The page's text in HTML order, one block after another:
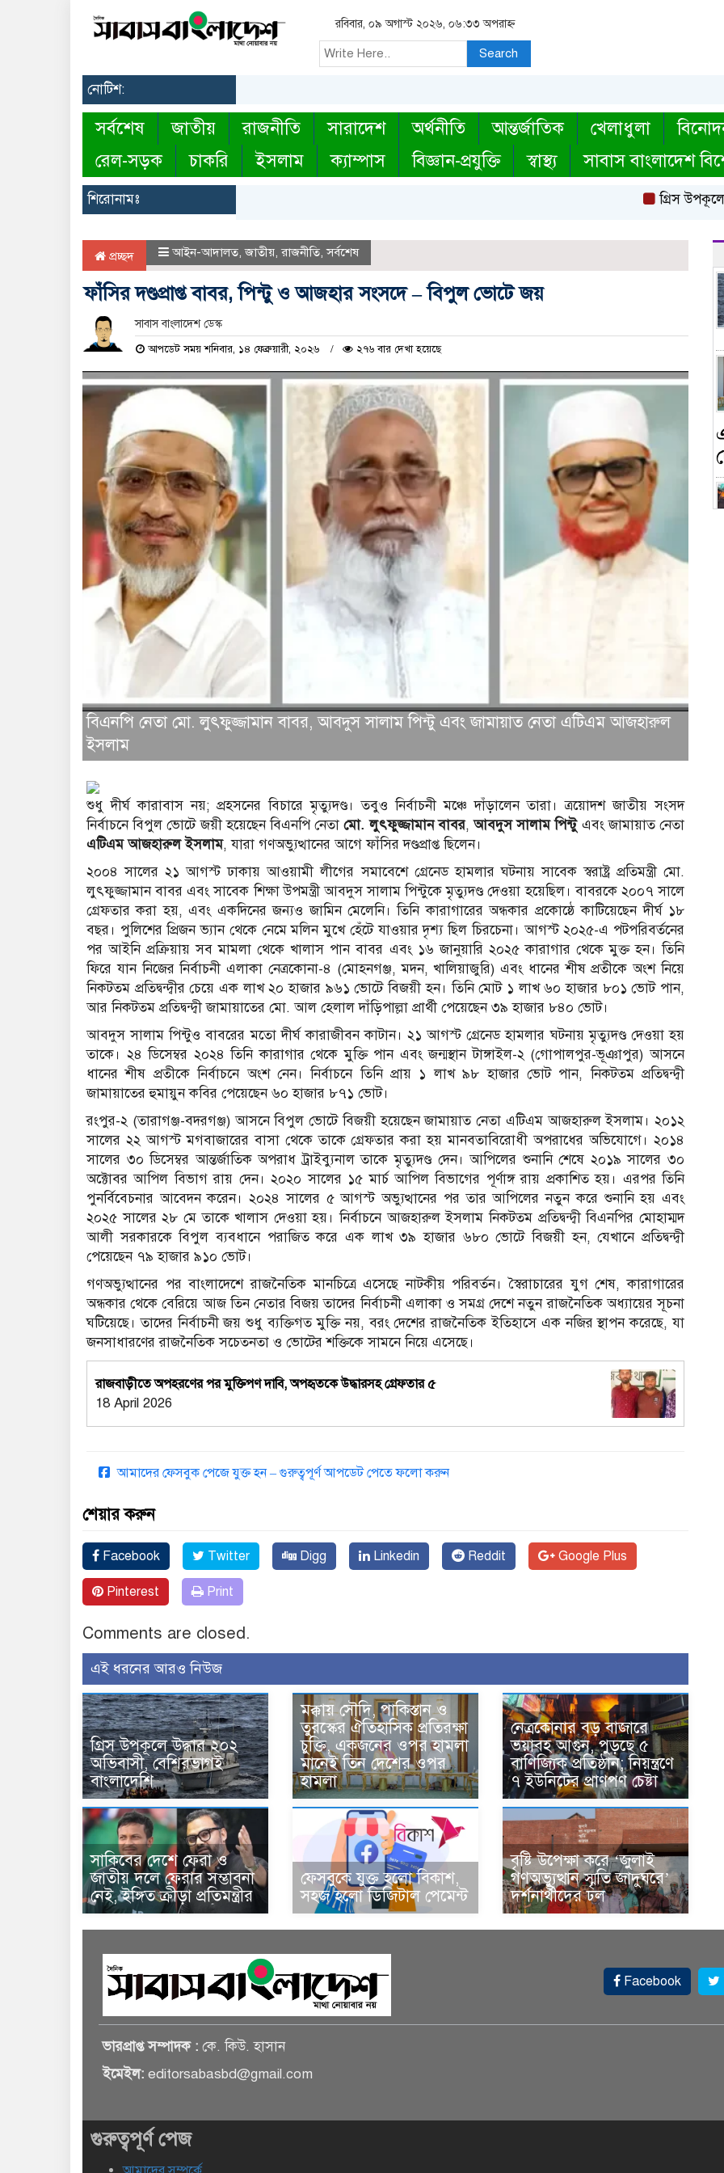
রবিবার, ০৯ অগাস্ট ২০২৬, ০৬:৩৩ অপরাহ্ন
Search
নোটিশ:
সর্বশেষ জাতীয় রাজনীতি সারাদেশ অর্থনীতি আন্তর্জাতিক খেলাধুলা
রেল-সড়ক
চাকরি ইসলাম ক্যাম্পাস বিজ্ঞান-প্রযুক্তি স্বাস্থ্য সাবাস বাংলাদেশ
শিরোনামঃ গ্রিস উপকূলে
প্রচ্ছদ আইন-আদালত,জাতীয়, রাজনীতি,সর্বশেষ
ফাঁসির দণ্ডপ্রাপ্ত বাবর, পিন্টু ও আজহার সংসদে – বিপুল ভোটে জয়
সাবাস বাংলাদেশ ডেস্ক
আপডেট সময় শনিবার, ১৪ ফেব্রুয়ারী, ২০২৬ ২৭৬ বার দেখা হয়েছে
বিএনপি নেতা মো. লুৎফুজ্জামান বাবর, আবদুস সালাম পিন্টু এবং জামায়াত নেতা এটিএম আজহারুল
ইসলাম
শুধু দীর্ঘ কারাবাস নয়; প্রহসনের বিচারে মৃত্যুদণ্ড। তবুও নির্বাচনী মঞ্চে দাঁড়ালেন তারা। ত্রয়োদশ জাতীয় সংসদ
নির্বাচনে বিপুল ভোটে জয়ী হয়েছেন বিএনপি নেতামো. লুৎফুজ্জামান বাবর,আবদুস সালাম পিন্টুএবং জামায়াত নেতা
এটিএম আজহারুল ইসলাম, যারা গণঅভ্যুত্থানের আগে ফাঁসির দণ্ডপ্রাপ্ত ছিলেন।
২০০৪ সালের ২১ আগস্ট ঢাকায় আওয়ামী লীগের সমাবেশে গ্রেনেড হামলার ঘটনায় সাবেক স্বরাষ্ট্র প্রতিমন্ত্রী মো.
লুৎফুজ্জামান বাবর এবং সাবেক শিক্ষা উপমন্ত্রী আবদুস সালাম পিন্টুকে মৃত্যুদণ্ড দেওয়া হয়েছিল। বাবরকে ২০০৭ সালে
গ্রেফতার করা হয়, এবং একদিনের জন্যও জামিন মেলেনি। তিনি কারাগারের অন্ধকার প্রকোষ্ঠে কাটিয়েছেন দীর্ঘ ১৮
বছর। পুলিশের প্রিজন ভ্যান থেকে নেমে মলিন মুখে হেঁটে যাওয়ার দৃশ্য ছিল চিরচেনা। আগস্ট ২০২৫-এ পটপরিবর্তনের
পর আইনি প্রক্রিয়ায় সব মামলা থেকে খালাস পান বাবর এবং ১৬ জানুয়ারি ২০২৫ কারাগার থেকে মুক্ত হন। তিনি
ফিরে যান নিজের নির্বাচনী এলাকা নেত্রকোনা-৪ (মোহনগঞ্জ, মদন, খালিয়াজুরি) এবং ধানের শীষ প্রতীকে অংশ নিয়ে
নিকটতম প্রতিদ্বন্দ্বীর চেয়ে এক লাখ ২০ হাজার ৯৬১ ভোটে বিজয়ী হন। তিনি মোট ১ লাখ ৬০ হাজার ৮০১ ভোট পান,
আর নিকটতম প্রতিদ্বন্দ্বী জামায়াতের মো. আল হেলাল দাঁড়িপাল্লা প্রার্থী পেয়েছেন ৩৯ হাজার ৮৪০ ভোট।
আবদুস সালাম পিন্টুও বাবরের মতো দীর্ঘ কারাজীবন কাটান। ২১ আগস্ট গ্রেনেড হামলার ঘটনায় মৃত্যুদণ্ড দেওয়া হয়
তাকে। ২৪ ডিসেম্বর ২০২৪ তিনি কারাগার থেকে মুক্তি পান এবং জন্মস্থান টাঙ্গাইল-২ (গোপালপুর-ভূঞাপুর) আসনে
ধানের শীষ প্রতীকে নির্বাচনে অংশ নেন। নির্বাচনে তিনি প্রায় ১ লাখ ৯৮ হাজার ভোট পান, নিকটতম প্রতিদ্বন্দ্বী
জামায়াতের হুমায়ুন কবির পেয়েছেন ৬০ হাজার ৮৭১ ভোট।
রংপুর-২ (তারাগঞ্জ-বদরগঞ্জ) আসনে বিপুল ভোটে বিজয়ী হয়েছেন জামায়াত নেতা এটিএম আজহারুল ইসলাম। ২০১২
সালের ২২ আগস্ট মগবাজারের বাসা থেকে তাকে গ্রেফতার করা হয় মানবতাবিরোধী অপরাধের অভিযোগে। ২০১৪
সালের ৩০ ডিসেম্বর আন্তর্জাতিক অপরাধ ট্রাইব্যুনাল তাকে মৃত্যুদণ্ড দেন। আপিলের শুনানি শেষে ২০১৯ সালের ৩০
অক্টোবর আপিল বিভাগ রায় দেন। ২০২০ সালের ১৫ মার্চ আপিল বিভাগের পূর্ণাঙ্গ রায় প্রকাশিত হয়। এরপর তিনি
পুনর্বিবেচনার আবেদন করেন। ২০২৪ সালের ৫ আগস্ট অভ্যুত্থানের পর তার আপিলের নতুন করে শুনানি হয় এবং
২০২৫ সালের ২৮ মে তাকে খালাস দেওয়া হয়। নির্বাচনে আজহারুল ইসলাম নিকটতম প্রতিদ্বন্দ্বী বিএনপির মোহাম্মদ
আলী সরকারকে বিপুল ব্যবধানে পরাজিত করে এক লাখ ৩৯ হাজার ৬৮০ ভোটে বিজয়ী হন, যেখানে প্রতিদ্বন্দ্বী
পেয়েছেন ৭৯ হাজার ৯১০ ভোট।
গণঅভ্যুত্থানের পর বাংলাদেশে রাজনৈতিক মানচিত্রে এসেছে নাটকীয় পরিবর্তন। স্বৈরাচারের যুগ শেষ, কারাগারের
অন্ধকার থেকে বেরিয়ে আজ তিন নেতার বিজয় তাদের নির্বাচনী এলাকা ও সমগ্র দেশে নতুন রাজনৈতিক অধ্যায়ের সূচনা
ঘটিয়েছে। তাদের নির্বাচনী জয় শুধু ব্যক্তিগত মুক্তি নয়, বরং দেশের রাজনৈতিক ইতিহাসে এক নজির স্থাপন করেছে, যা
জনসাধারণের রাজনৈতিক সচেতনতা ও ভোটের শক্তিকে সামনে নিয়ে এসেছে।
রাজবাড়ীতে অপহরণের পর মুক্তিপণ দাবি, অপহৃতকে উদ্ধারসহ গ্রেফতার ৫
18 April 2026
আমাদের ফেসবুক পেজে যুক্ত হন – গুরুত্বপূর্ণ আপডেট পেতে ফলো করুন
শেয়ার করুন
Facebook Twitter Digg Linkedin Reddit Google Plus
Pinterest Print
Comments are closed.
এই ধরনের আরও নিউজ
গ্রিস উপকূলে উদ্ধার ২০২
অভিবাসী, বেশিরভাগই
বাংলাদেশি
মক্কায় সৌদি, পাকিস্তান ও
তুরস্কের ঐতিহাসিক প্রতিরক্ষা
চুক্তি, একজনের ওপর হামলা
মানেই তিন দেশের ওপর
হামলা
নেত্রকোনার বড় বাজারে
ভয়াবহ আগুন, পুড়ছে ৫
বাণিজ্যিক প্রতিষ্ঠান; নিয়ন্ত্রণে
৭ ইউনিটের প্রাণপণ চেষ্টা
সাকিবের দেশে ফেরা ও
জাতীয় দলে ফেরার সম্ভাবনা
নেই, ইঙ্গিত ক্রীড়া প্রতিমন্ত্রীর
ফেসবুকে যুক্ত হলো বিকাশ,
সহজ হলো ডিজিটাল পেমেন্ট
বৃষ্টি উপেক্ষা করে ‘জুলাই
গণঅভ্যুত্থান স্মৃতি জাদুঘরে’
দর্শনার্থীদের ঢল
Facebook
ভারপ্রাপ্ত সম্পাদক : কে. কিউ. হাসান
ইমেইল: editorsabasbd@gmail.com
গুরুত্বপূর্ণ পেজ